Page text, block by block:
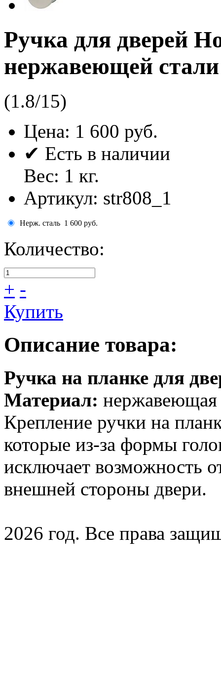
Ручка для дверей
нержавеющей стали
(1.8/15)
Цена: 1 600 руб.
✔ Есть в наличии
Вес: 1 кг.
Артикул: str808_1
Нерж. сталь 1 600 руб.
Количество:
+ -
Купить
Описание товара:
Ручка на планке для
Материал: нержавеющая
Крепление ручки на
которые из-за формы
исключает возможность
внешней стороны двери.
2026 год. Все права